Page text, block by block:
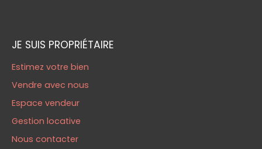
JE SUIS PROPRIÉTAIRE
Estimez votre bien
Vendre avec nous
Espace vendeur
Gestion locative
Nous contacter